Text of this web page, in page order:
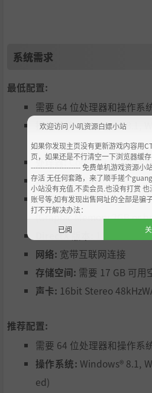
系统需求
最低配置:
需要 64 位处理器和操作系
操作系统:Windows® 8.1,
ed)
处理器:Core i5 2.6GHz or
内存:4 GB RAM
显卡:NVIDIA GeForce
(Graphic Memory 2GB or
DirectX 版本:
网络: 宽带互联网连接
存储空间: 需要 17 GB 可用
声卡: 16bit Stereo
推荐配置:
需要 64 位处理器和操作系
操作系统: Windows® 8.1,
ed)
欢迎访问 小叽资源白嫖小站
如果你发现主页没有更新游戏内容用
页，如果还是不行清空一下浏览器缓
--------------------- 免费单机游戏资源小
存活 无任何套路，来了顺手搓个
小站没有充值.不卖会员.也没有打赏
账号等,如有发现出售网址的全部是骗
打不开解决办法：
已阅